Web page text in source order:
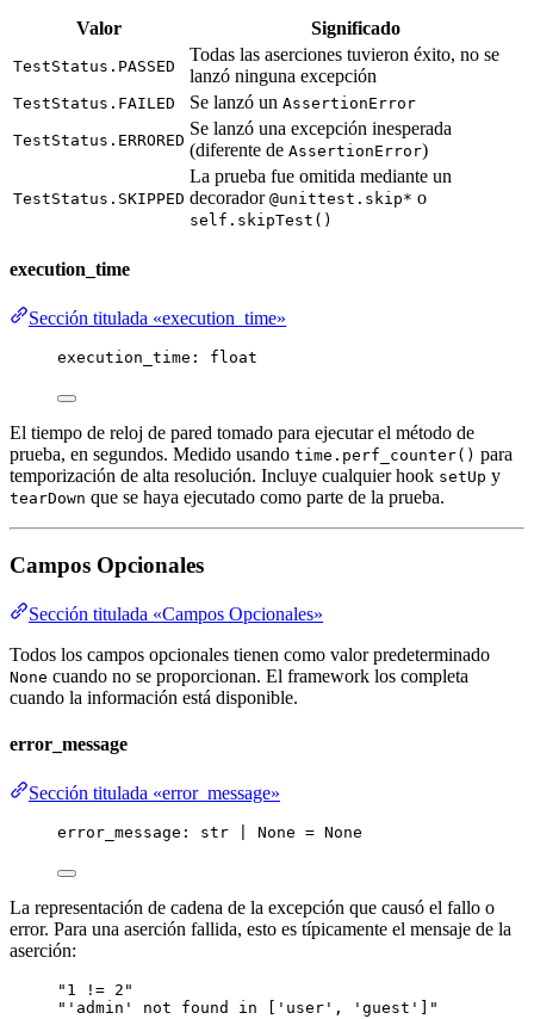
Valor Significado
TestStatus.PASSED
Todas las aserciones tuvieron éxito, no se
lanzó ninguna excepción
TestStatus.FAILED Se lanzó un AssertionError
TestStatus.ERRORED
Se lanzó una excepción inesperada
(diferente de AssertionError)
TestStatus.SKIPPED
La prueba fue omitida mediante un
decorador @unittest.skip* o
self.skipTest()
execution_time
Sección titulada «execution_time»
execution_time: float
El tiempo de reloj de pared tomado para ejecutar el método de
prueba, en segundos. Medido usando time.perf_counter() para
temporización de alta resolución. Incluye cualquier hook setUp y
tearDown que se haya ejecutado como parte de la prueba.
Campos Opcionales
Sección titulada «Campos Opcionales»
Todos los campos opcionales tienen como valor predeterminado
None cuando no se proporcionan. El framework los completa
cuando la información está disponible.
error_message
Sección titulada «error_message»
error_message: str None = None
La representación de cadena de la excepción que causó el fallo o
error. Para una aserción fallida, esto es típicamente el mensaje de la
aserción:
"1 != 2"
"'admin' not found in ['user', 'guest']"